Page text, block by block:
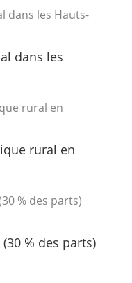
dans les
rural en
% des parts)